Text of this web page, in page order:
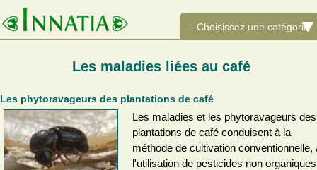
Les maladies liées au café
Les phytoravageurs des plantations de café
Les maladies et les phytoravageurs des
plantations de café conduisent à la
méthode de cultivation conventionnelle,
l'utilisation de pesticides non